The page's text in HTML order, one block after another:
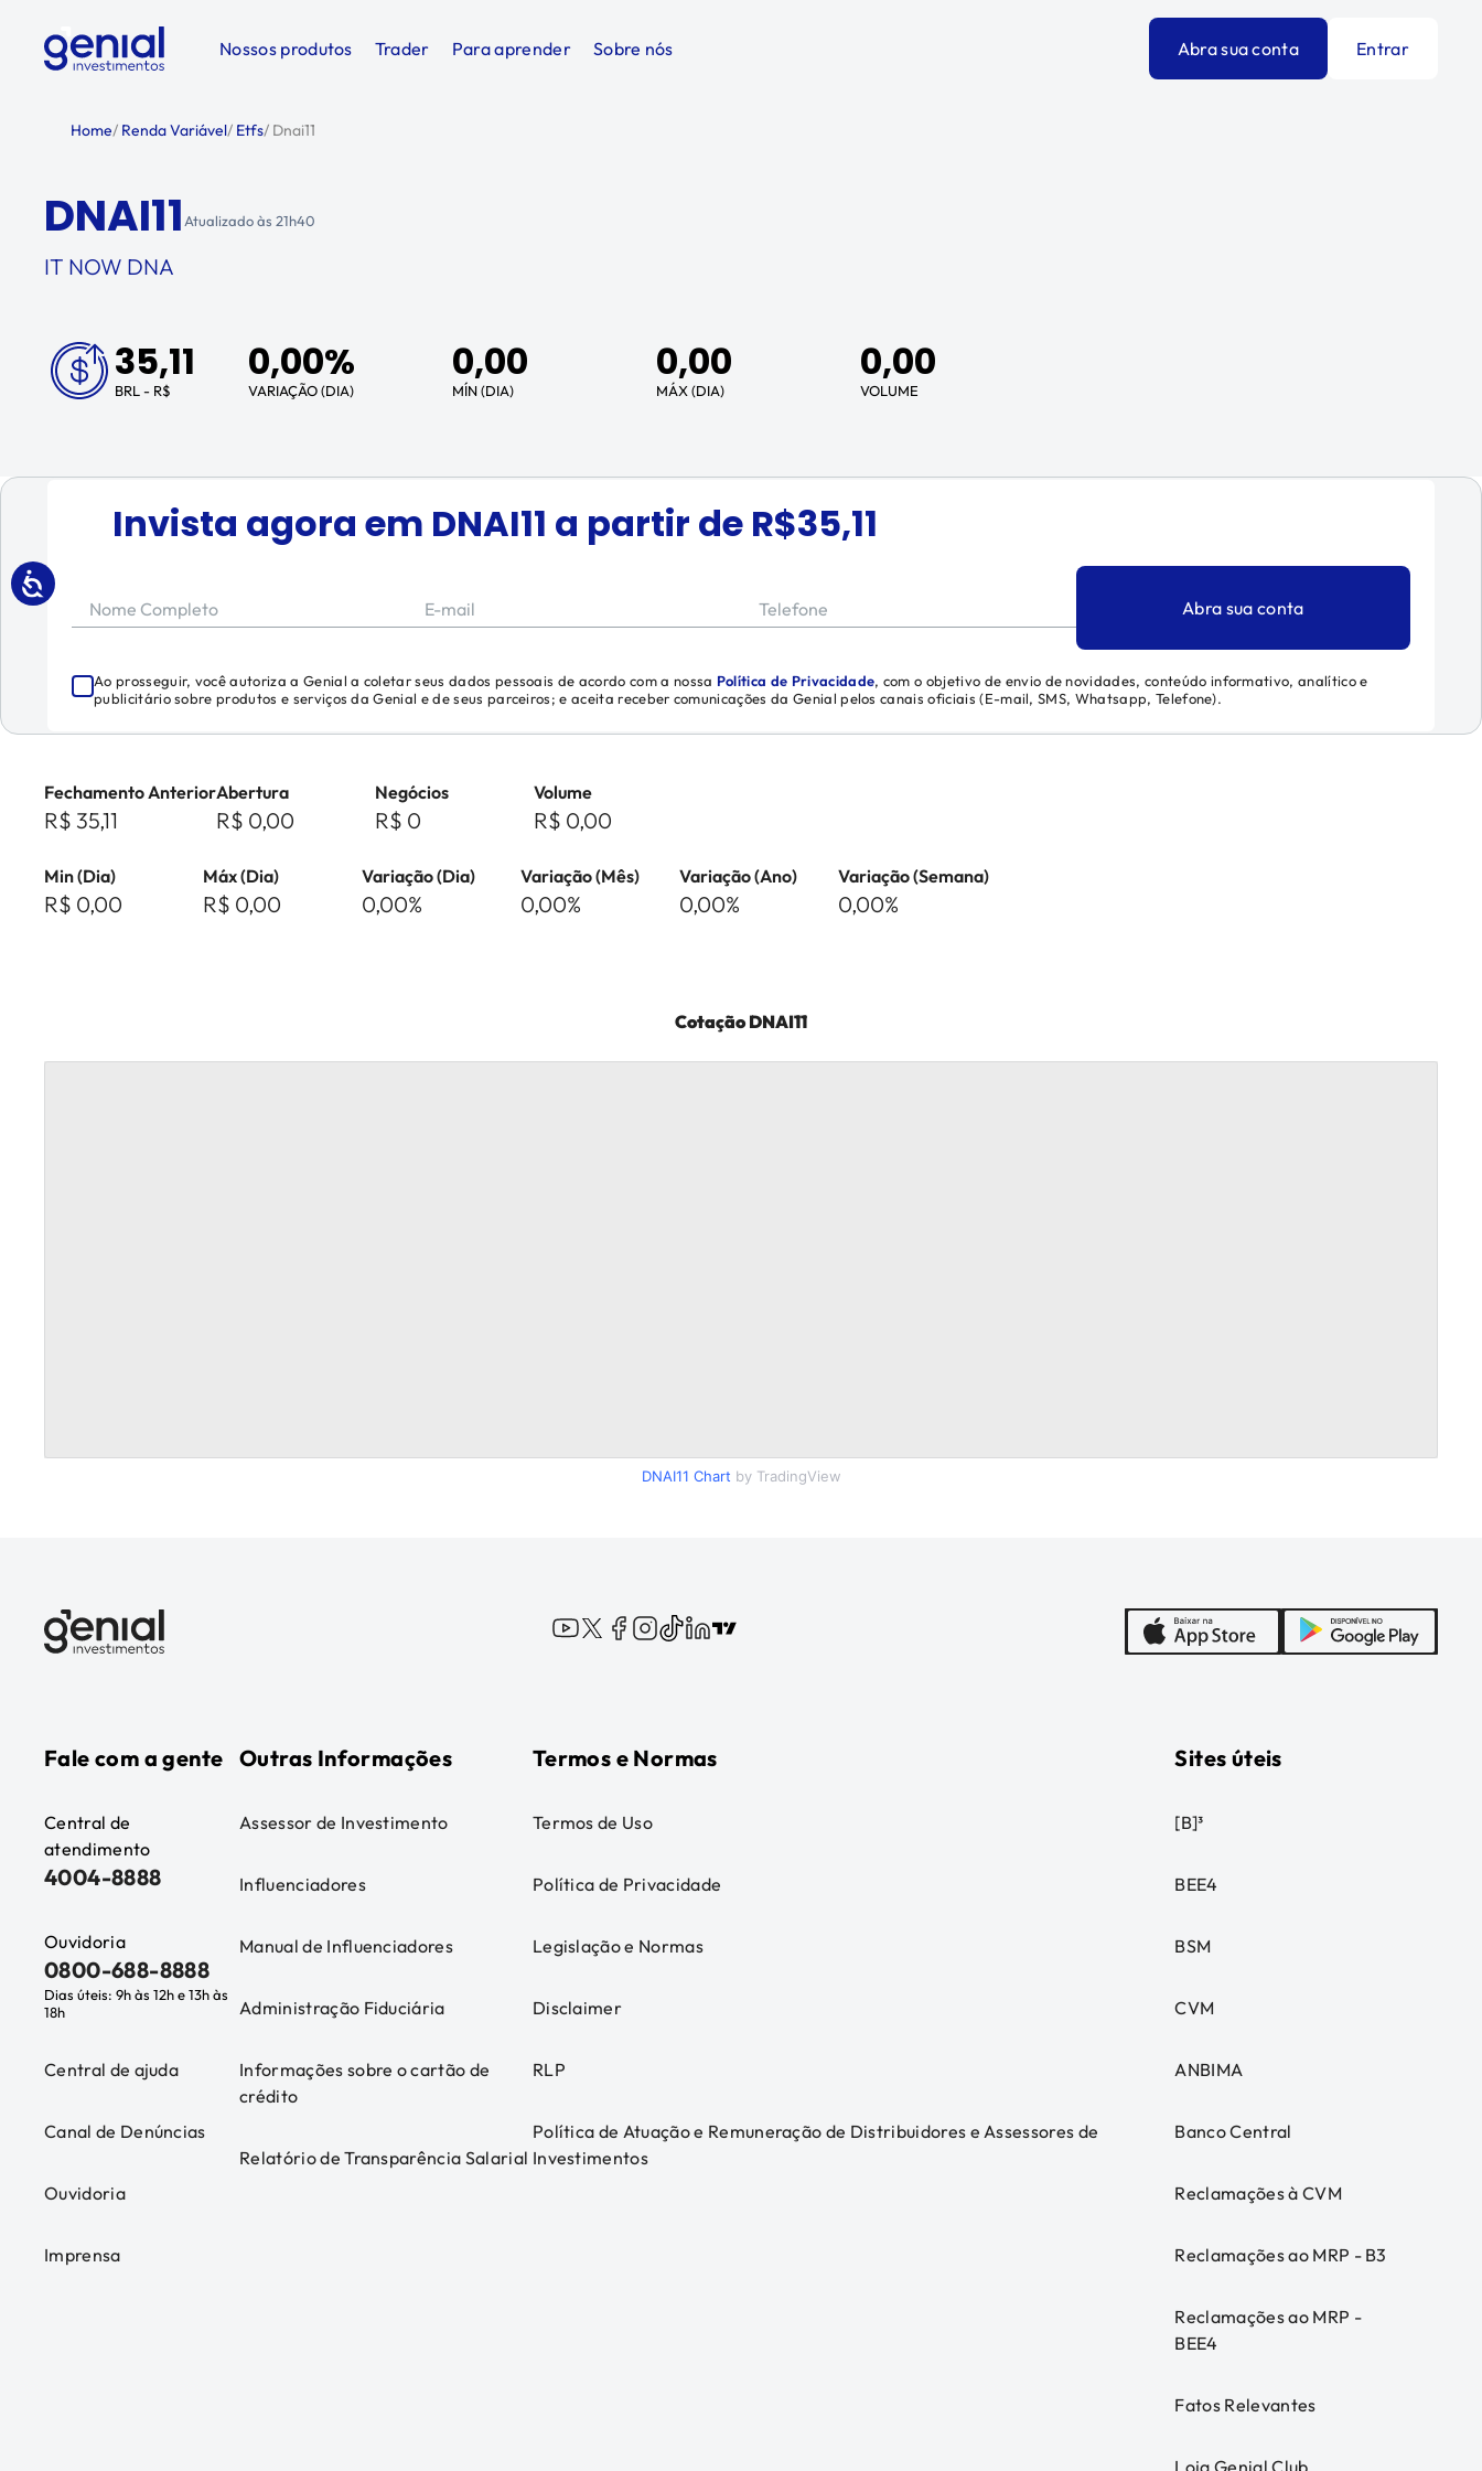
Nossos produtos Trader Para aprender Sobre nós Abra sua conta Entrar
Home/ Renda Variável/ Etfs/ Dnai11
DNAI11 Atualizado às 21h40
IT NOW DNA
35,11
BRL - R$
0,00%
VARIAÇÃO (DIA)
0,00
MÍN (DIA)
0,00
MÁX (DIA)
0,00
VOLUME
Invista agora em DNAI11 a partir de R$35,11
Nome Completo E-mail Telefone Abra sua conta
Ao prosseguir, você autoriza a Genial a coletar seus dados pessoais de acordo com a nossa Política de Privacidade, com o objetivo de envio de novidades, conteúdo informativo, analítico e
publicitário sobre produtos e serviços da Genial e de seus parceiros; e aceita receber comunicações da Genial pelos canais oficiais (E-mail, SMS, Whatsapp, Telefone).
Fechamento Anterior
R$ 35,11
Abertura
R$ 0,00
Negócios
R$ 0
Volume
R$ 0,00
Min (Dia)
R$ 0,00
Máx (Dia)
R$ 0,00
Variação (Dia)
0,00%
Variação (Mês)
0,00%
Variação (Ano)
0,00%
Variação (Semana)
0,00%
CotaçãoDNAI11
DNAI11 Chart by TradingView
Fale com a gente
Central de
atendimento
4004-8888
Ouvidoria
0800-688-8888
Dias úteis: 9h às 12h e 13h às
18h
Central de ajuda
Canal de Denúncias
Ouvidoria
Imprensa
Outras Informações
Assessor de Investimento
Influenciadores
Manual de Influenciadores
Administração Fiduciária
Informações sobre o cartão de
crédito
Relatório de Transparência Salarial
Termos e Normas
Termos de Uso
Política de Privacidade
Legislação e Normas
Disclaimer
RLP
Política de Atuação e Remuneração de Distribuidores e Assessores de
Investimentos
Sites úteis
[B]³
BEE4
BSM
CVM
ANBIMA
Banco Central
Reclamações à CVM
Reclamações ao MRP - B3
Reclamações ao MRP -
BEE4
Fatos Relevantes
Loja Genial Club